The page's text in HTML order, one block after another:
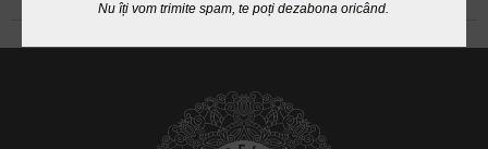
Nu îți vom trimite spam, te poți dezabona oricând.